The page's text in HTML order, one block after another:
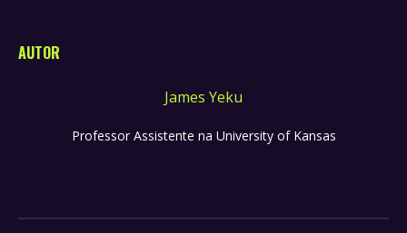
AUTOR
James Yeku
Professor Assistente na University of Kansas